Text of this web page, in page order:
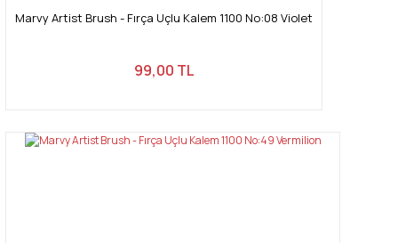
Marvy Artist Brush - Fırça Uçlu Kalem 1100 No:08 Violet
99,00 TL